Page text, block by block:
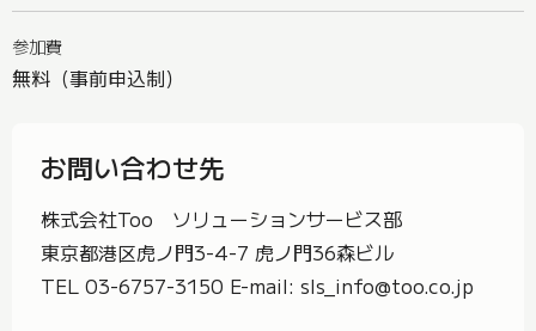
参加費
無料（事前申込制）
お問い合わせ先
株式会社Too ソリューションサービス部
東京都港区虎ノ門3-4-7 虎ノ門36森ビル
TEL 03-6757-3150 E-mail: sls_info@too.co.jp